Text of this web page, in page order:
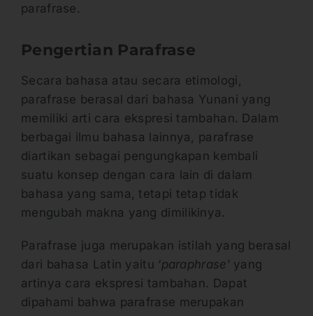
parafrase.
Pengertian Parafrase
Secara bahasa atau secara etimologi,
parafrase berasal dari bahasa Yunani yang
memiliki arti cara ekspresi tambahan. Dalam
berbagai ilmu bahasa lainnya, parafrase
diartikan sebagai pengungkapan kembali
suatu konsep dengan cara lain di dalam
bahasa yang sama, tetapi tetap tidak
mengubah makna yang dimilikinya.
Parafrase juga merupakan istilah yang berasal
dari bahasa Latin yaitu ‘paraphrase ’ yang
artinya cara ekspresi tambahan. Dapat
dipahami bahwa parafrase merupakan